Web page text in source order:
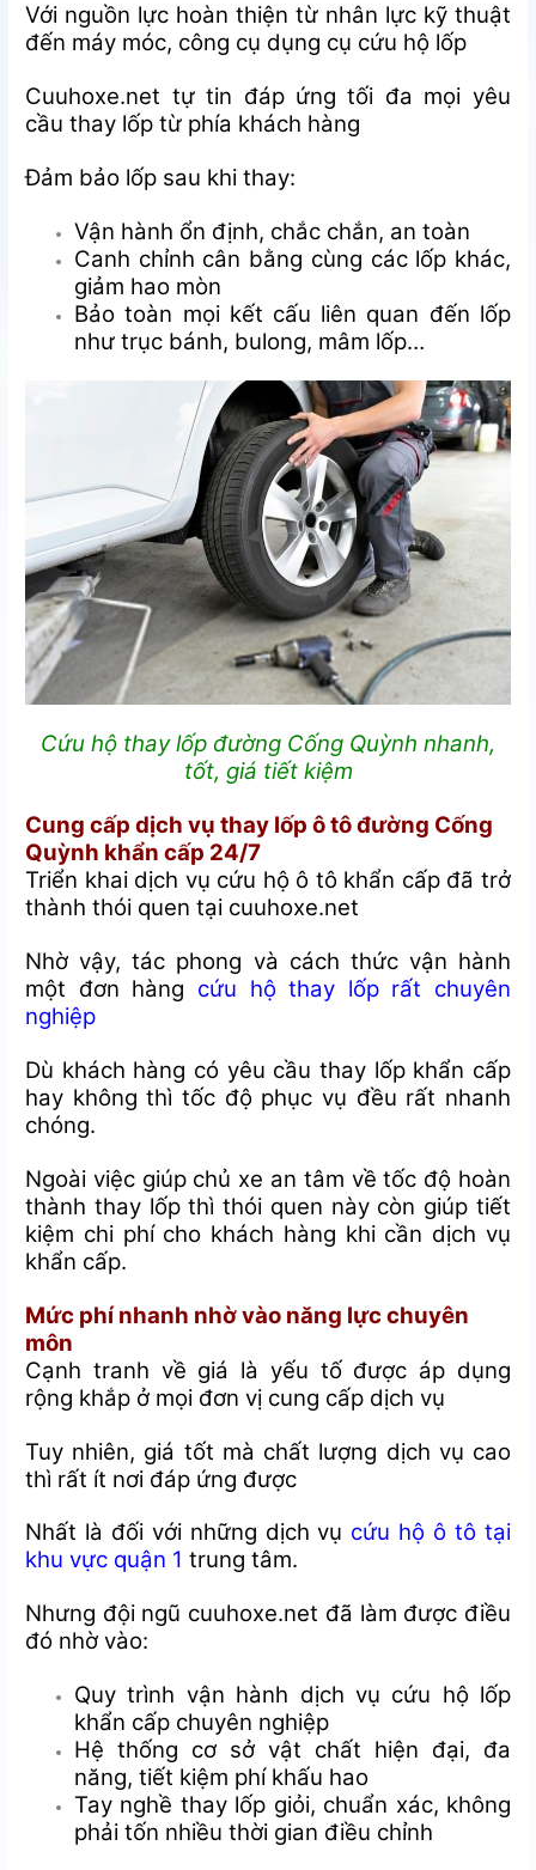
Với nguồn lực hoàn thiện từ nhân lực kỹ thuật
đến máy móc, công cụ dụng cụ cứu hộ lốp
Cuuhoxe.net tự tin đáp ứng tối đa mọi yêu
cầu thay lốp từ phía khách hàng
Đảm bảo lốp sau khi thay:
Vận hành ổn định, chắc chắn, an toàn
Canh chỉnh cân bằng cùng các lốp khác,
giảm hao mòn
Bảo toàn mọi kết cấu liên quan đến lốp
như trục bánh, bulong, mâm lốp…
Cứu hộ thay lốp đường Cống Quỳnh nhanh,
tốt, giá tiết kiệm
Cung cấp dịch vụ thay lốp ô tô đường Cống
Quỳnh khẩn cấp 24/7
Triển khai dịch vụ cứu hộ ô tô khẩn cấp đã trở
thành thói quen tại cuuhoxe.net
Nhờ vậy, tác phong và cách thức vận hành
một đơn hàng cứu hộ thay lốp rất chuyên
nghiệp
Dù khách hàng có yêu cầu thay lốp khẩn cấp
hay không thì tốc độ phục vụ đều rất nhanh
chóng.
Ngoài việc giúp chủ xe an tâm về tốc độ hoàn
thành thay lốp thì thói quen này còn giúp tiết
kiệm chi phí cho khách hàng khi cần dịch vụ
khẩn cấp.
Mức phí nhanh nhờ vào năng lực chuyên
môn
Cạnh tranh về giá là yếu tố được áp dụng
rộng khắp ở mọi đơn vị cung cấp dịch vụ
Tuy nhiên, giá tốt mà chất lượng dịch vụ cao
thì rất ít nơi đáp ứng được
Nhất là đối với những dịch vụ cứu hộ ô tô tại
khu vực quận 1 trung tâm.
Nhưng đội ngũ cuuhoxe.net đã làm được điều
đó nhờ vào:
Quy trình vận hành dịch vụ cứu hộ lốp
khẩn cấp chuyên nghiệp
Hệ thống cơ sở vật chất hiện đại, đa
năng, tiết kiệm phí khấu hao
Tay nghề thay lốp giỏi, chuẩn xác, không
phải tốn nhiều thời gian điều chỉnh